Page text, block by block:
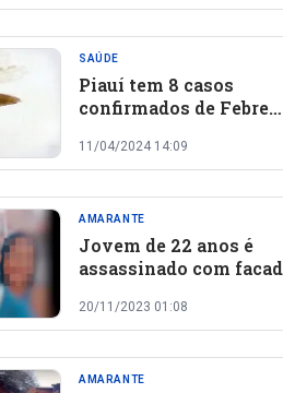
SAÚDE
Piauí tem 8 casos
confirmados de Febre
11/04/2024 14:09
AMARANTE
Jovem de 22 anos é
assassinado com
Piauí
20/11/2023 01:08
AMARANTE